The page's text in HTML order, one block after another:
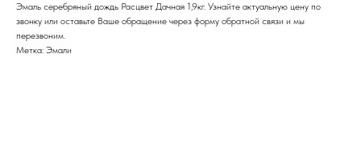
Эмаль серебряный дождь Расцвет Дачная 1,9кг. Узнайте актуальную цену по
звонку или оставьте Ваше обращение через форму обратной связи и мы
перезвоним.
Метка: Эмали